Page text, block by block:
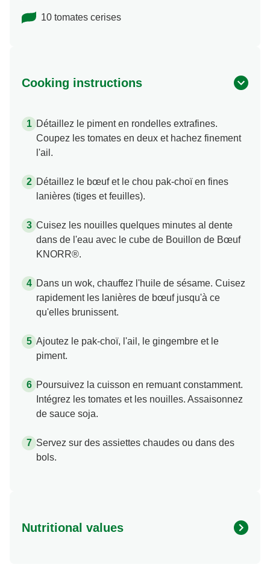
10 tomates cerises
Cooking instructions
Détaillez le piment en rondelles extrafines.
Coupez les tomates en deux et hachez finement
l'ail.
Détaillez le bœuf et le chou pak-choï en fines
lanières (tiges et feuilles).
Cuisez les nouilles quelques minutes al dente
dans de l'eau avec le cube de Bouillon de Bœuf
KNORR®.
Dans un wok, chauffez l'huile de sésame. Cuisez
rapidement les lanières de bœuf jusqu'à ce
qu'elles brunissent.
Ajoutez le pak-choï, l'ail, le gingembre et le
piment.
Poursuivez la cuisson en remuant constamment.
Intégrez les tomates et les nouilles. Assaisonnez
de sauce soja.
Servez sur des assiettes chaudes ou dans des
bols.
Nutritional values